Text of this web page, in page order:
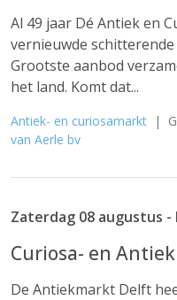
Al 49 jaar Dé Antiek en
vernieuwde
Grootste aanbod
het land. Komt dat...
Antiek- en curiosamarkt |
van Aerle bv
Zaterdag 08 augustus
Curiosa- en
De Antiekmarkt Delft